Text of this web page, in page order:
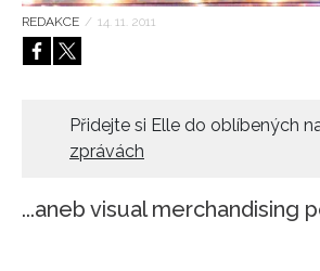
REDAKCE / 14. 11. 2011
Přidejte si Elle do oblíbených
zprávách
...aneb visual merchandising